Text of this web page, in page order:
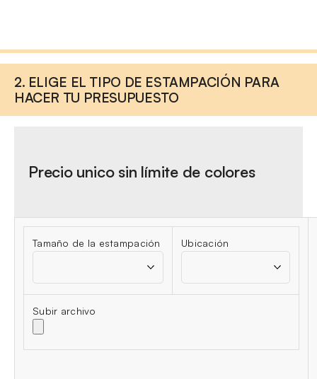
2. ELIGE EL TIPO DE ESTAMPACIÓN PARA
HACER TU PRESUPUESTO
Precio unico sin límite de colores
Tamaño de la estampación Ubicación
Subir archivo